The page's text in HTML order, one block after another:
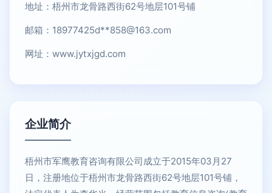
地址：梧州市龙骨路西街62号地层101号铺
邮箱：18977425d**858@163.com
网址： www.jytxjgd.com
企业简介
梧州市军鹰教育咨询有限公司成立于2015年03月27
日，注册地位于梧州市龙骨路西街62号地层101号铺，